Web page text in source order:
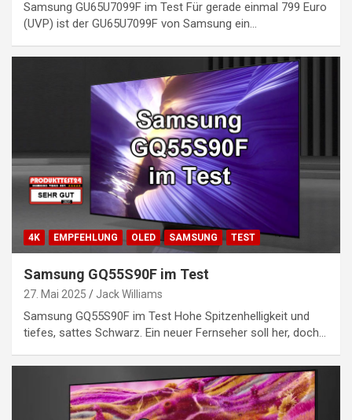
Samsung GU65U7099F im Test Für gerade einmal 799 Euro
(UVP) ist der GU65U7099F von Samsung ein…
4K EMPFEHLUNG OLED SAMSUNG TEST
Samsung GQ55S90F im Test
27. Mai 2025 Jack Williams
Samsung GQ55S90F im Test Hohe Spitzenhelligkeit und
tiefes, sattes Schwarz. Ein neuer Fernseher soll her, doch…